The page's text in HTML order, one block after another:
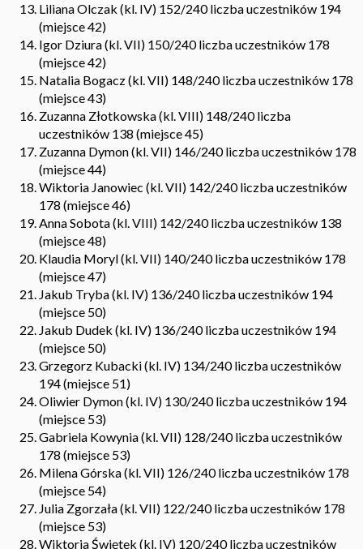
Liliana Olczak (kl. IV) 152/240 liczba uczestników 194
(miejsce 42)
Igor Dziura (kl. VII) 150/240 liczba uczestników 178
(miejsce 42)
Natalia Bogacz (kl. VII) 148/240 liczba uczestników 178
(miejsce 43)
Zuzanna Złotkowska (kl. VIII) 148/240 liczba
uczestników 138 (miejsce 45)
Zuzanna Dymon (kl. VII) 146/240 liczba uczestników 178
(miejsce 44)
Wiktoria Janowiec (kl. VII) 142/240 liczba uczestników
178 (miejsce 46)
Anna Sobota (kl. VIII) 142/240 liczba uczestników 138
(miejsce 48)
Klaudia Moryl (kl. VII) 140/240 liczba uczestników 178
(miejsce 47)
Jakub Tryba (kl. IV) 136/240 liczba uczestników 194
(miejsce 50)
Jakub Dudek (kl. IV) 136/240 liczba uczestników 194
(miejsce 50)
Grzegorz Kubacki (kl. IV) 134/240 liczba uczestników
194 (miejsce 51)
Oliwier Dymon (kl. IV) 130/240 liczba uczestników 194
(miejsce 53)
Gabriela Kowynia (kl. VII) 128/240 liczba uczestników
178 (miejsce 53)
Milena Górska (kl. VII) 126/240 liczba uczestników 178
(miejsce 54)
Julia Zgorzała (kl. VII) 122/240 liczba uczestników 178
(miejsce 53)
Wiktoria Świętek (kl. IV) 120/240 liczba uczestników